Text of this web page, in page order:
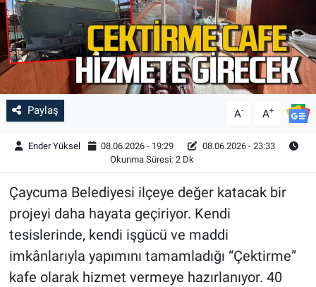
Paylaş A- A+
Ender Yüksel 08.06.2026 - 19:29
08.06.2026 - 23:33
Okunma Süresi: 2 Dk
Çaycuma Belediyesi ilçeye değer katacak bir
projeyi daha hayata geçiriyor. Kendi
tesislerinde, kendi işgücü ve maddi
imkânlarıyla yapımını tamamladığı “Çektirme”
kafe olarak hizmet vermeye hazırlanıyor. 40